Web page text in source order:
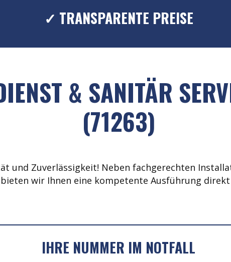
✓ TRANSPARENTE PREISE
& SANITÄR
(71263)
und Zuverlässigkeit! Neben fachgerechten
bieten wir Ihnen eine kompetente Ausführung
IHRE NUMMER IM NOTFALL